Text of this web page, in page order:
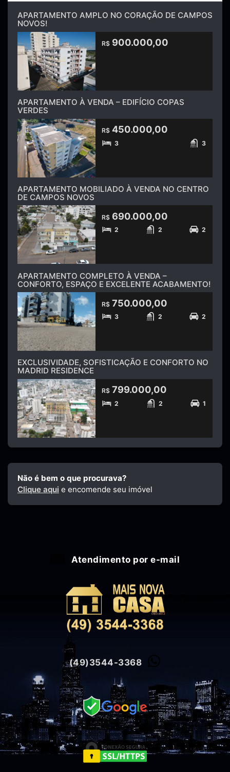
APARTAMENTO AMPLO NO CORAÇÃO DE CAMPOS
NOVOS!
R$ 900.000,00
APARTAMENTO À VENDA – EDIFÍCIO COPAS
VERDES
R$ 450.000,00
3 3
APARTAMENTO MOBILIADO À VENDA NO CENTRO
DE CAMPOS NOVOS
R$ 690.000,00
2 2 2
APARTAMENTO COMPLETO À VENDA –
CONFORTO, ESPAÇO E EXCELENTE ACABAMENTO!
R$ 750.000,00
3 2 2
EXCLUSIVIDADE, SOFISTICAÇÃO E CONFORTO NO
MADRID RESIDENCE
R$ 799.000,00
2 2 1
Não é bem o que procurava?
Clique aqui e encomende seu imóvel
Atendimento por e-mail
(49)3544-3368